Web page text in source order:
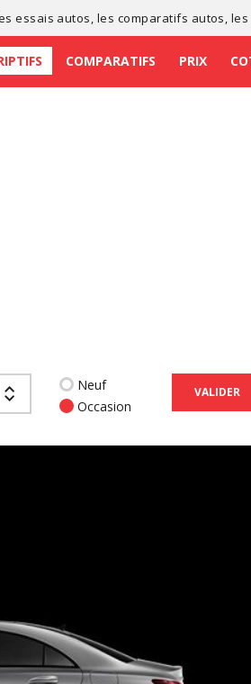
essais autos , les comparatifs autos , les
COMPARATIFS PRIX
Neuf
Occasion
VALIDER